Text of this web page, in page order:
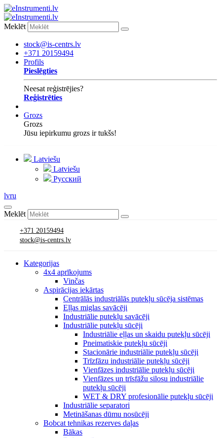
Meklēt
stock@is-centrs.lv
+371 20159494
Profils
Pieslēgties
Neesat reģistrējies?
Reģistrēties
Grozs
Grozs
Jūsu iepirkumu grozs ir tukšs!
Latviešu
Latviešu
Русский
lvru
Meklēt
+371 20159494
stock@is-centrs.lv
Kategorijas
4x4 aprīkojums
Vinčas
Aspirācijas iekārtas
Centrālās industriālās putekļu sūcēja sistēmas
Eļļas miglas savācēji
Industriālie putekļu savācēji
Industriālie putekļu sūcēji
Industriālie eļļas un skaidu putekļu sūcēji
Pneimatiskie putekļu sūcēji
Stacionārie industriālie putekļu sūcēji
Trīzfāzu industriālie putekļu sūcēji
Vienfāzes industriālie putekļu sūcēji
Vienfāzes un trīsfāžu silosu industriālie
putekļu sūcēji
WET & DRY profesionālie putekļu sūcēji
Industriālie separatori
Metināšanas dūmu nosūcēji
Bobcat tehnikas rezerves daļas
Bākas